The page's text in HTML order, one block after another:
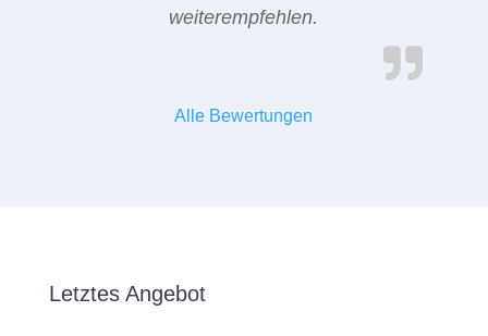
weiterempfehlen.
Alle Bewertungen
Letztes Angebot